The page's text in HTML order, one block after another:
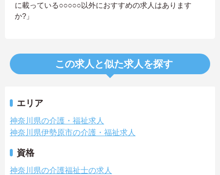
に載っている○○○○○以外におすすめの求人はあります
か?」
この求人と似た求人を探す
エリア
神奈川県の介護・福祉求人
神奈川県伊勢原市の介護・福祉求人
資格
神奈川県の介護福祉士の求人